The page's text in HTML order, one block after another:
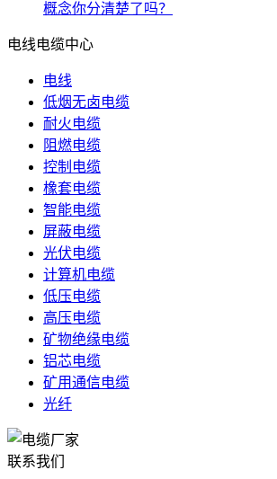
概念你分清楚了吗？
电线电缆中心
电线
低烟无卤电缆
耐火电缆
阻燃电缆
控制电缆
橡套电缆
智能电缆
屏蔽电缆
光伏电缆
计算机电缆
低压电缆
高压电缆
矿物绝缘电缆
铝芯电缆
矿用通信电缆
光纤
联系我们